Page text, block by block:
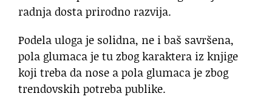
radnja dosta prirodno razvija.
Podela uloga je solidna, ne i baš savršena,
pola glumaca je tu zbog karaktera iz knjige
koji treba da nose a pola glumaca je zbog
trendovskih potreba publike.